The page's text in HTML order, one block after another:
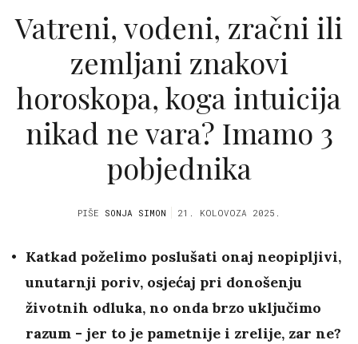
Vatreni, vodeni, zračni ili
zemljani znakovi
horoskopa, koga intuicija
nikad ne vara? Imamo 3
pobjednika
PIŠE SONJA SIMON 21. KOLOVOZA 2025.
Katkad poželimo poslušati onaj neopipljivi,
unutarnji poriv, osjećaj pri donošenju
životnih odluka, no onda brzo uključimo
razum - jer to je pametnije i zrelije, zar ne?